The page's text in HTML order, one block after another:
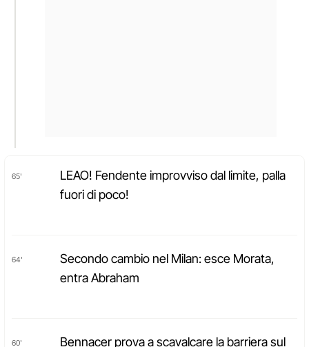
65'
LEAO! Fendente improvviso dal limite, palla
fuori di poco!
64'
Secondo cambio nel Milan: esce Morata,
entra Abraham
60'
Bennacer prova a scavalcare la barriera sul